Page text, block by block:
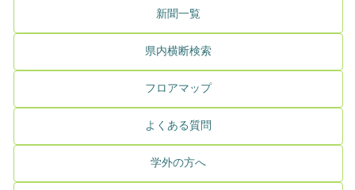
新聞一覧
県内横断検索
フロアマップ
よくある質問
学外の方へ